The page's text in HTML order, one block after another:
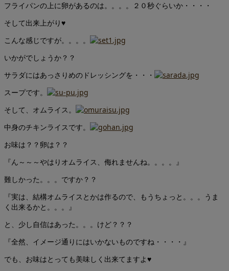
フライパンの上に卵があるのは。。。。２０秒ぐらいか・・・・
そして出来上がり♥
こんな感じですが。。。。
いかがでしょうか？？
サラダにはあっさりめのドレッシングを・・・
スープです。
そして、オムライス。
中身のチキンライスです。
お味は？？卵は？？
『ん～～～やはりオムライス、侮れませんね。。。。』
難しかった。。。ですか？？
『実は、結構オムライスとかは作るので、もうちょっと。。。うま
く出来るかと。。。』
と、少し自信はあった。。。けど？？？
『全然、イメージ通りにはいかないものですね・・・・』
でも、お味はとっても美味しく出来てますよ♥